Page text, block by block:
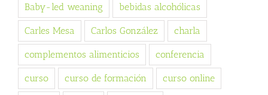
Baby-led weaning bebidas alcohólicas
Carles Mesa Carlos González charla
complementos alimenticios conferencia
curso curso de formación curso online